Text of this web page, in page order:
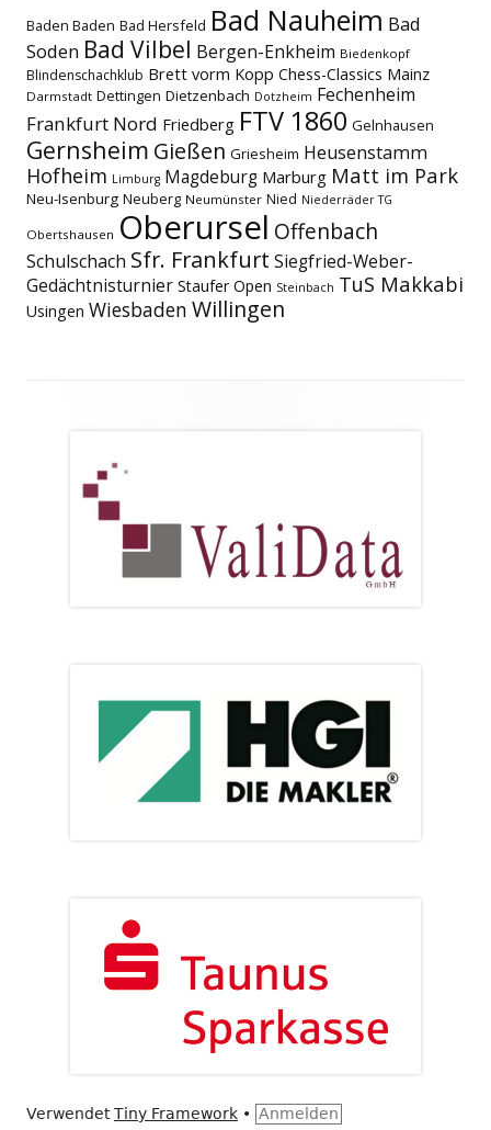
Baden Baden Bad Hersfeld Bad Nauheim Bad
Soden Bad Vilbel Bergen-Enkheim Biedenkopf
Blindenschachklub Brett vorm Kopp Chess-Classics Mainz
Darmstadt Dettingen Dietzenbach Dotzheim Fechenheim
Frankfurt Nord Friedberg FTV 1860 Gelnhausen
Gernsheim Gießen Griesheim Heusenstamm
Hofheim Limburg Magdeburg Marburg Matt im Park
Neu-Isenburg Neuberg Neumünster Nied Niederräder TG
Obertshausen Oberursel Offenbach
Schulschach Sfr. Frankfurt Siegfried-Weber-
Gedächtnisturnier Staufer Open Steinbach TuS Makkabi
Usingen Wiesbaden Willingen
VerwendetTiny Framework • Anmelden